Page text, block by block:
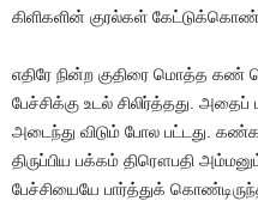
கிளிகளின் குரல்கள்
எதிரே நின்ற குதிரை மொத்த
பேச்சிக்கு உடல் சிலிர்த்தது.
அடைந்து விடும் போல பட்டது.
திருப்பிய பக்கம் திரௌபதி
பேச்சியையே பார்த்துக்